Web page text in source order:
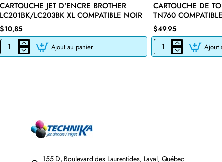
🔥 Bestseller
CARTOUCHE JET D'ENCRE BROTHER
LC201BK/LC203BK XL COMPATIBLE NOIR
$10,85
CARTOUCHE
JET
Ajout au panier
CARTOUCHE DE
TN760
$49,95
CARTOUCHE
DE
Ajout
155 D, Boulevard des Laurentides, Laval, Québec